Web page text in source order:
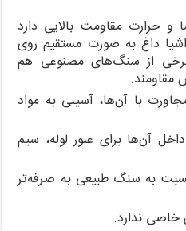
و حرارت مقاومت بالایی دارد
داغ به صورت مستقیم روی
برخی از سنگ‌های مصنوعی هم
مقاومند.
با آن‌ها، آسیبی به مواد
آن‌ها برای عبور لوله، سیم
به سنگ طبیعی به صرفه‌تر
خاصی ندارد.